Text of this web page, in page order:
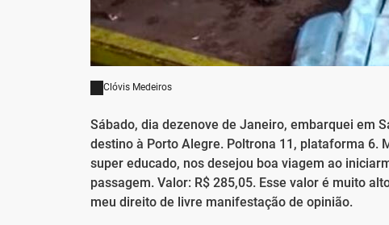
Clóvis Medeiros
Sábado, dia dezenove de Janeiro, embarquei em
destino à Porto Alegre. Poltrona 11, plataforma 6.
super educado, nos desejou boa viagem ao
passagem. Valor: R$ 285,05. Esse valor é muito
meu direito de livre manifestação de opinião.